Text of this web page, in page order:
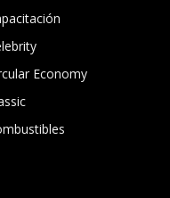
Economy